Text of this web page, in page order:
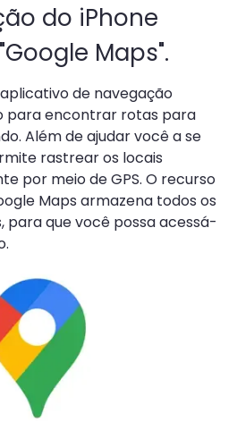
do iPhone
Maps".
de navegação
para encontrar rotas para
Além de ajudar você a se
rastrear os locais
por meio de GPS. O recurso
Maps armazena todos os
para que você possa acessá-